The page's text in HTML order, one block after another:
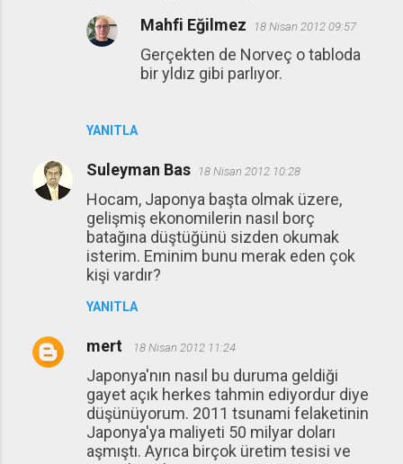
YANITLA
Mahfi Eğilmez 18 Nisan 2012 09:57
Gerçekten de Norveç o tabloda
bir yldız gibi parlıyor.
Suleyman Bas 18 Nisan 2012 10:28
Hocam, Japonya başta olmak üzere,
gelişmiş ekonomilerin nasıl borç
batağına düştüğünü sizden okumak
isterim. Eminim bunu merak eden çok
kişi vardır?
YANITLA
mert 18 Nisan 2012 11:24
Japonya'nın nasıl bu duruma geldiği
gayet açık herkes tahmin ediyordur diye
düşünüyorum. 2011 tsunami felaketinin
Japonya'ya maliyeti 50 milyar doları
aşmıştı. Ayrıca birçok üretim tesisi ve